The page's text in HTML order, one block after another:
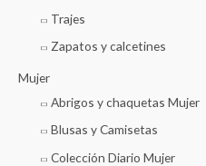
Trajes
Zapatos y calcetines
Mujer
Abrigos y chaquetas Mujer
Blusas y Camisetas
Colección Diario Mujer